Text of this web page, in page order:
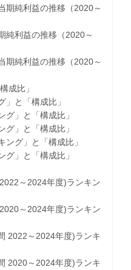
純利益の推移（2020～
利益の推移（2020～
純利益の推移（2020～
成比」
と「構成比」
」と「構成比」
」と「構成比」
グ」と「構成比」
」と「構成比」
～2024年度)ランキン
～2024年度)ランキン
～2024年度)ランキ
～2024年度)ランキ